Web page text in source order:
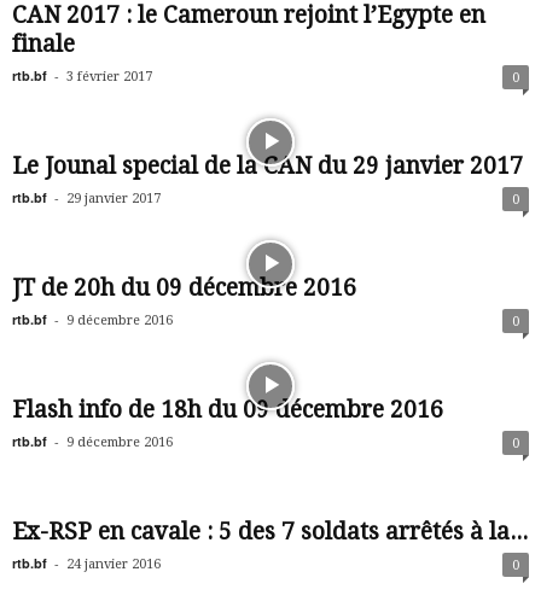
CAN 2017 : le Cameroun rejoint l’Egypte en
finale
rtb.bf - 3 février 2017 0
Le Jounal special de la CAN du 29 janvier 2017
rtb.bf - 29 janvier 2017 0
JT de 20h du 09 décembre 2016
rtb.bf - 9 décembre 2016 0
Flash info de 18h du 09 décembre 2016
rtb.bf - 9 décembre 2016 0
Ex-RSP en cavale : 5 des 7 soldats arrêtés à la...
rtb.bf - 24 janvier 2016 0